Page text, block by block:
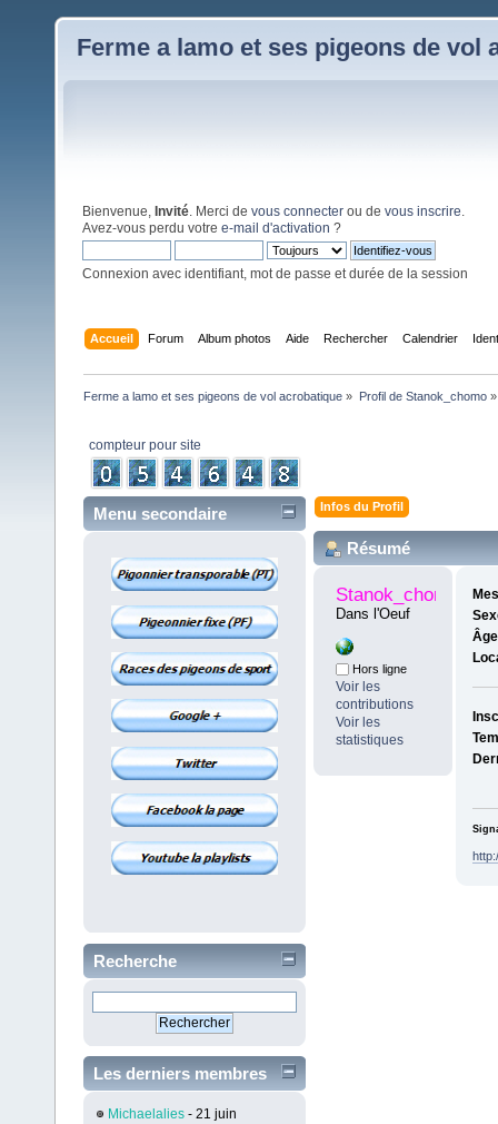
Ferme a lamo et ses pigeons de vol
Bienvenue, Invité . Merci de vous connecter ou de vous inscrire
Avez-vous perdu votre e-mail d'activation ?
Connexion avec identifiant, mot de passe et durée de la session
Accueil Forum Album photos Aide Rechercher Calendrier
Ferme a lamo et ses pigeons de vol acrobatique » Profil de Stanok_chomo»
compteur pour site
Menu secondaire
Recherche
Les derniers membres
inscrit
Michaelalies - 21 juin
Infos du Profil
Résumé
Stanok_chomo
Dans l'Oeuf
Hors ligne
Voir les
contributions
Voir les
statistiques